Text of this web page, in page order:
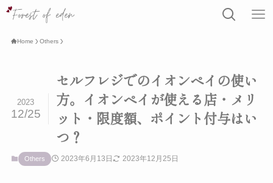
Home Others
セルフレジでのイオンペイの使い
方。イオンペイが使える店・メリ
ット・限度額、ポイント付与はい
つ？
2023
12/25
Others 2023年6月13日 2023年12月25日